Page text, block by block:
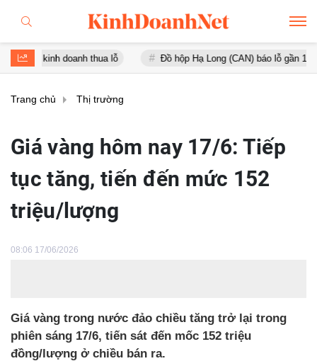
doanh thua lỗ Đồ hộp Hạ Long (CAN) báo lỗ gần 16 tỷ đồng, tài
Trang chủ Thị trường
Giá vàng hôm nay 17/6: Tiếp
tục tăng, tiến đến mức 152
triệu/lượng
08:06 17/06/2026
Giá vàng trong nước đảo chiều tăng trở lại trong
phiên sáng 17/6, tiến sát đến mốc 152 triệu
đồng/lượng ở chiều bán ra.